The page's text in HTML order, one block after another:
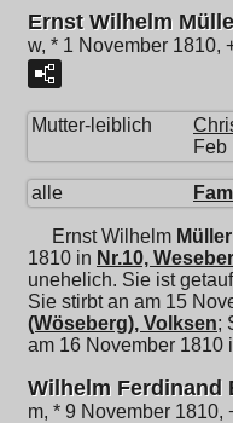
Ernst Wilhelm
w, * 1 November 1810,
Mutter-leiblich
Feb
alle
Ernst Wilhelm Müller
1810 in Nr.10,
unehelich. Sie ist
Sie stirbt an am 15
(Wöseberg), Volksen;
am 16 November 1810
Wilhelm Ferdinand
m, * 9 November 1810,